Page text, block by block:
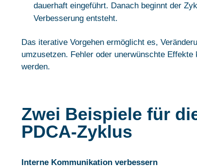
dauerhaft eingeführt. Danach beginnt der
Verbesserung entsteht.
Das iterative Vorgehen ermöglicht es,
umzusetzen. Fehler oder unerwünschte
werden.
Zwei Beispiele für
PDCA-Zyklus
Interne Kommunikation verbessern